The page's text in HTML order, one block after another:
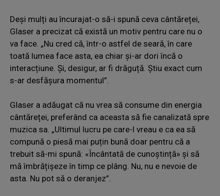
Deși mulți au încurajat-o să-i spună ceva cântăreței,
Glaser a precizat că există un motiv pentru care nu o
va face. „Nu cred că, într-o astfel de seară, în care
toată lumea face asta, ea chiar și-ar dori încă o
interacțiune. Și, desigur, ar fi drăguță. Știu exact cum
s-ar desfășura momentul”.
Glaser a adăugat că nu vrea să consume din energia
cântăreței, preferând ca aceasta să fie canalizată spre
muzica sa. „Ultimul lucru pe care-l vreau e ca ea să
compună o piesă mai puțin bună doar pentru că a
trebuit să-mi spună: «Încântată de cunoștință» și să
mă îmbrățișeze în timp ce plâng. Nu, nu e nevoie de
asta. Nu pot să o deranjez”.